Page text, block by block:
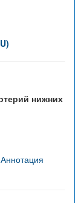
нижних
Аннотация